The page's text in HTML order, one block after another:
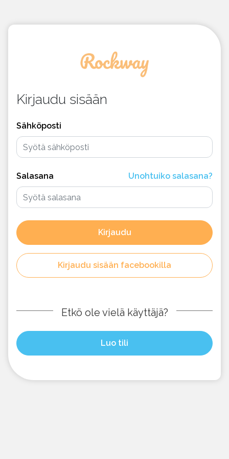
Kirjaudu sisään
Sähköposti
Salasana Unohtuiko salasana?
Kirjaudu
Kirjaudu sisään facebookilla
Etkö ole vielä käyttäjä?
Luo tili